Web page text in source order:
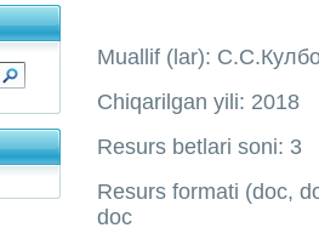
Muallif (lar):
Chiqarilgan yili: 2018
Resurs betlari soni: 3
Resurs formati (doc,
doc